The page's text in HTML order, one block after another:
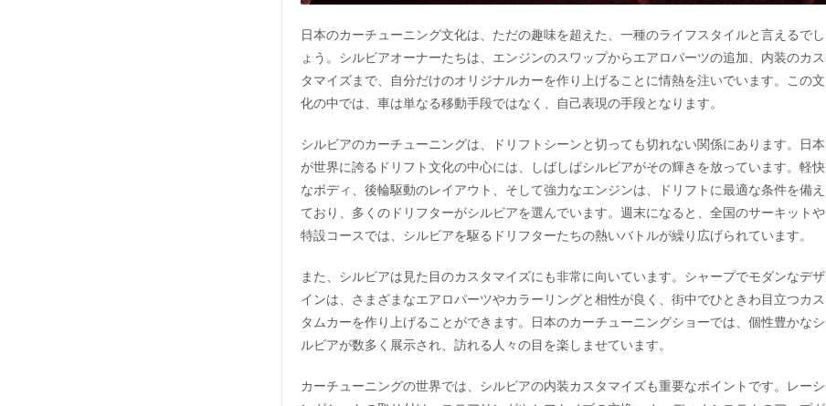
日本のカーチューニング文化は、ただの趣味を超えた、一種のライフスタイルと言えるでし
ょう。シルビアオーナーたちは、エンジンのスワップからエアロパーツの追加、内装のカス
タマイズまで、自分だけのオリジナルカーを作り上げることに情熱を注いでいます。この文
化の中では、車は単なる移動手段ではなく、自己表現の手段となります。
シルビアのカーチューニングは、ドリフトシーンと切っても切れない関係にあります。日本
が世界に誇るドリフト文化の中心には、しばしばシルビアがその輝きを放っています。軽快
なボディ、後輪駆動のレイアウト、そして強力なエンジンは、ドリフトに最適な条件を備え
ており、多くのドリフターがシルビアを選んでいます。週末になると、全国のサーキットや
特設コースでは、シルビアを駆るドリフターたちの熱いバトルが繰り広げられています。
また、シルビアは見た目のカスタマイズにも非常に向いています。シャープでモダンなデザ
インは、さまざまなエアロパーツやカラーリングと相性が良く、街中でひときわ目立つカス
タムカーを作り上げることができます。日本のカーチューニングショーでは、個性豊かなシ
ルビアが数多く展示され、訪れる人々の目を楽しませています。
カーチューニングの世界では、シルビアの内装カスタマイズも重要なポイントです。レーシ